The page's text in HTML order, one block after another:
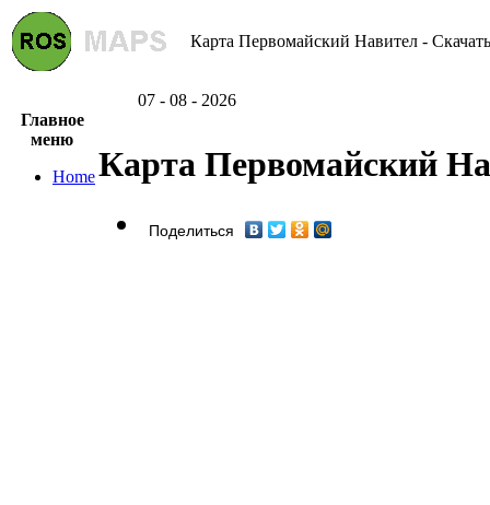
Карта Первомайский Навител -
07 - 08 - 2026
Главное
меню
HomeКарта Первомайский
Поделиться